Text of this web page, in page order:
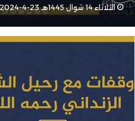
الثلاثاء 14 شوال 1445هـ 23-4-2024م